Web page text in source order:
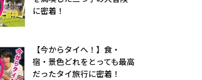
に密着！
【今からタイへ！】食・
宿・景色どれをとっても最高
だったタイ旅行に密着！